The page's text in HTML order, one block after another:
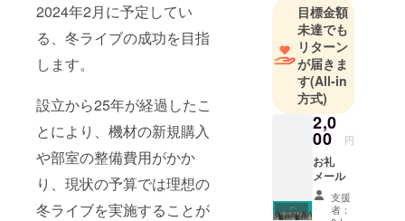
2024年2月に予定してい
る、冬ライブの成功を目指
します。
設立から25年が経過したこ
とにより、機材の新規購入
や部室の整備費用がかか
り、現状の予算では理想の
冬ライブを実施することが
目標金額
未達でも
リターン
が届きま
す(All-in
方式)
2,0
00 円
お礼
メール
支援
者：